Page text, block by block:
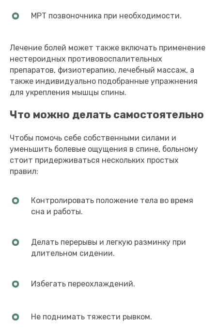
МРТ позвоночника при необходимости.
Лечение болей может также включать применение
нестероидных противовоспалительных
препаратов, физиотерапию, лечебный массаж, а
также индивидуально подобранные упражнения
для укрепления мышцы спины.
Что можно делать самостоятельно
Чтобы помочь себе собственными силами и
уменьшить болевые ощущения в спине, больному
стоит придерживаться нескольких простых
правил:
Контролировать положение тела во время
сна и работы.
Делать перерывы и легкую разминку при
длительном сидении.
Избегать переохлаждений.
Не поднимать тяжести рывком.